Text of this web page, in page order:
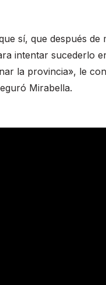
sí, que después
intentar sucederlo
la provincia», le
Mirabella.